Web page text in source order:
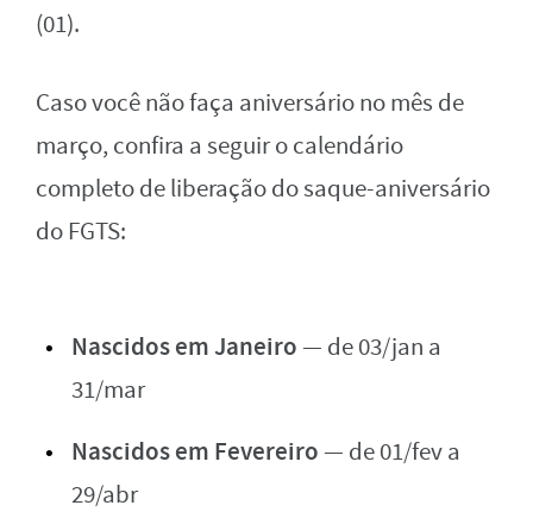
(01).
Caso você não faça aniversário no mês de
março, confira a seguir o calendário
completo de liberação do saque-aniversário
do FGTS:
Nascidos em Janeiro— de 03/jan a
31/mar
Nascidos em Fevereiro— de 01/fev a
29/abr